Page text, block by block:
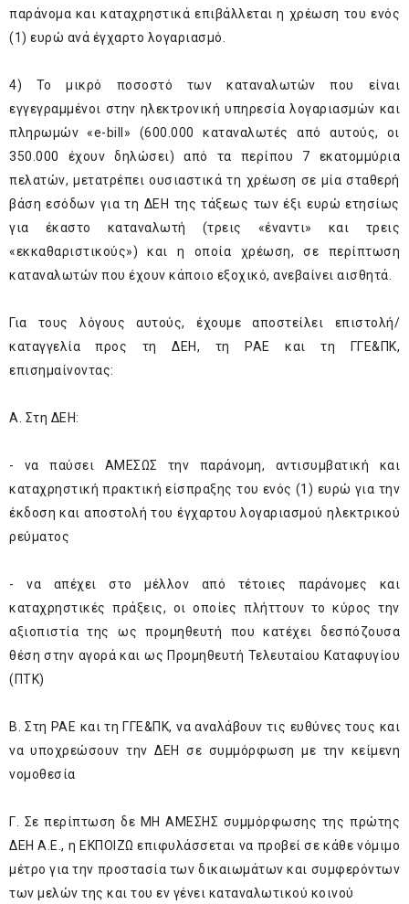
παράνομα και καταχρηστικά επιβάλλεται η χρέωση του ενός
(1) ευρώ ανά έγχαρτο λογαριασμό.
4) Το μικρό ποσοστό των καταναλωτών που είναι
εγγεγραμμένοι στην ηλεκτρονική υπηρεσία λογαριασμών και
πληρωμών «e-bill» (600.000 καταναλωτές από αυτούς, οι
350.000 έχουν δηλώσει) από τα περίπου 7 εκατομμύρια
πελατών, μετατρέπει ουσιαστικά τη χρέωση σε μία σταθερή
βάση εσόδων για τη ΔΕΗ της τάξεως των έξι ευρώ ετησίως
για έκαστο καταναλωτή (τρεις «έναντι» και τρεις
«εκκαθαριστικούς») και η οποία χρέωση, σε περίπτωση
καταναλωτών που έχουν κάποιο εξοχικό, ανεβαίνει αισθητά.
Για τους λόγους αυτούς, έχουμε αποστείλει επιστολή/
καταγγελία προς τη ΔΕΗ, τη ΡΑΕ και τη ΓΓΕ&ΠΚ,
επισημαίνοντας:
Α. Στη ΔΕΗ:
- να παύσει ΑΜΕΣΩΣ την παράνομη, αντισυμβατική και
καταχρηστική πρακτική είσπραξης του ενός (1) ευρώ για την
έκδοση και αποστολή του έγχαρτου λογαριασμού ηλεκτρικού
ρεύματος
- να απέχει στο μέλλον από τέτοιες παράνομες και
καταχρηστικές πράξεις, οι οποίες πλήττουν το κύρος την
αξιοπιστία της ως προμηθευτή που κατέχει δεσπόζουσα
θέση στην αγορά και ως Προμηθευτή Τελευταίου Καταφυγίου
(ΠΤΚ)
Β. Στη ΡΑΕ και τη ΓΓΕ&ΠΚ, να αναλάβουν τις ευθύνες τους και
να υποχρεώσουν την ΔΕΗ σε συμμόρφωση με την κείμενη
νομοθεσία
Γ. Σε περίπτωση δε ΜΗ ΑΜΕΣΗΣ συμμόρφωσης της πρώτης
ΔΕΗ Α.Ε., η ΕΚΠΟΙΖΩ επιφυλάσσεται να προβεί σε κάθε νόμιμο
μέτρο για την προστασία των δικαιωμάτων και συμφερόντων
των μελών της και του εν γένει καταναλωτικού κοινού